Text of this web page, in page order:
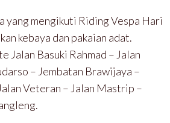
yang mengikuti Riding Vespa Hari
kebaya dan pakaian adat.
Jalan Basuki Rahmad – Jalan
– Jembatan Brawijaya –
Veteran – Jalan Mastrip –